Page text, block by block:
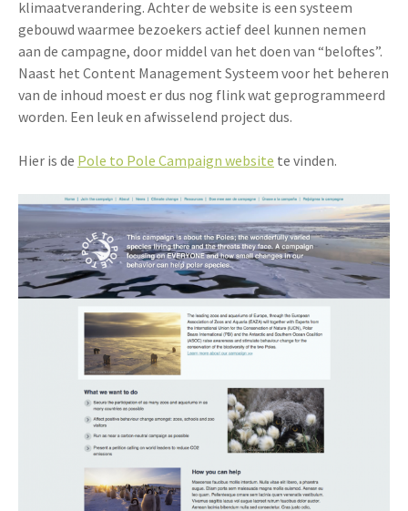
klimaatverandering. Achter de website is een systeem
gebouwd waarmee bezoekers actief deel kunnen nemen
aan de campagne, door middel van het doen van “beloftes”.
Naast het Content Management Systeem voor het beheren
van de inhoud moest er dus nog flink wat geprogrammeerd
worden. Een leuk en afwisselend project dus.
Hier is de Pole to Pole Campaign website te vinden.